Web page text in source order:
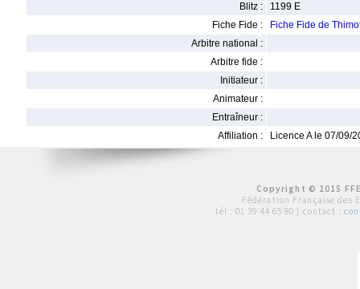
Blitz :
1199 E
Fiche Fide :
Fiche Fide de
Arbitre national :
Arbitre fide :
Initiateur :
Animateur :
Entraîneur :
Affiliation :
Licence A le 07/09/
Copyright © 2015
Fédération Française des
tél : 01 39 44 65 80 | contact :